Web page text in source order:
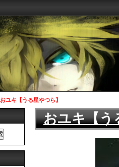
おユキ【う
おユキ【うる星やつら】